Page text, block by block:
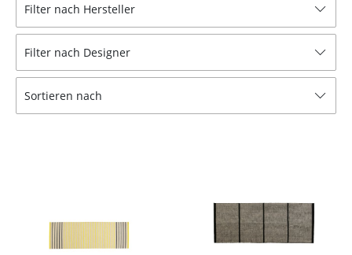
Barhocker
Bänke & Liegen
Sitzsäcke
Bürodrehstühle
Filter nach Hersteller
Filter nach Designer
Sortieren nach